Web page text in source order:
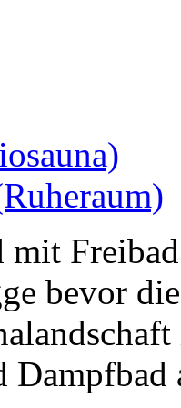
mit
bevor
Dampfbad